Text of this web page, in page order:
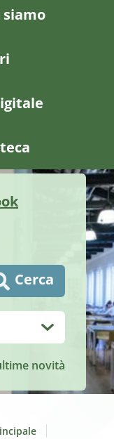
siamo
Cerca
novità